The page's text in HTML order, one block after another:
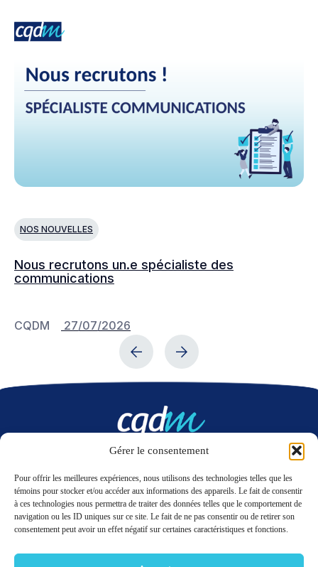
Gérer le consentement
Pour offrir les meilleures expériences, nous utilisons des technologies telles que les
témoins pour stocker et/ou accéder aux informations des appareils. Le fait de consentir
à ces technologies nous permettra de traiter des données telles que le comportement de
navigation ou les ID uniques sur ce site. Le fait de ne pas consentir ou de retirer son
consentement peut avoir un effet négatif sur certaines caractéristiques et fonctions.
NOS NOUVELLES
Nous recrutons un.e spécialiste des
communications
CQDM 27/07/2026
LinkedIn Twitter